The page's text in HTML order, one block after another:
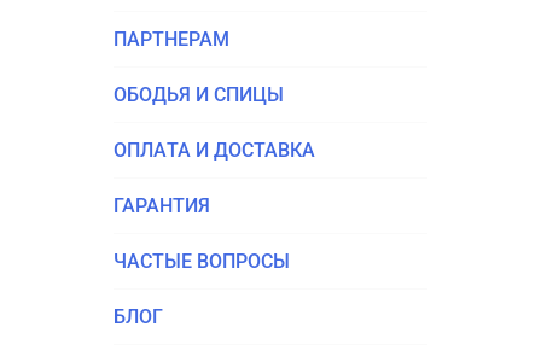
ПАРТ­НЕ­РАМ
ОБО­ДЬЯ И СПИЦЫ
ОПЛА­ТА И ДОСТАВКА
ГАРАН­ТИЯ
ЧАСТЫЕ ВОПРО­СЫ
БЛОГ